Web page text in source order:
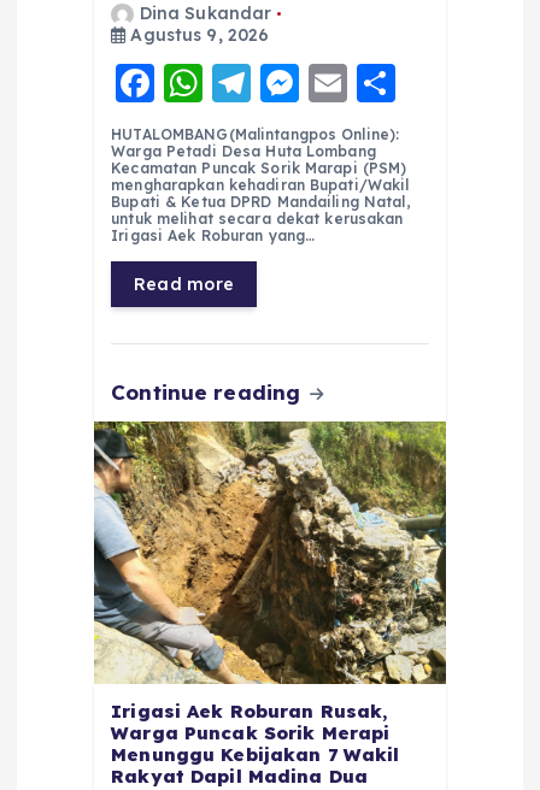
Dina Sukandar
Agustus 9, 2026
F
a
c
e
b
o
o
k
W
h
a
ts
A
p
p
T
el
e
g
r
a
m
M
e
ss
e
n
E
m
ai
l
h
a
re
HUTALOMBANG(Malintangpos Online):
Warga Petadi Desa Huta Lombang
Kecamatan Puncak Sorik Marapi (PSM)
mengharapkan kehadiran Bupati/Wakil
Bupati & Ketua DPRD Mandailing Natal,
untuk melihat secara dekat kerusakan
Irigasi Aek Roburan yang…
Read more
Continue reading
Irigasi Aek Roburan Rusak,
Warga Puncak Sorik Merapi
Menunggu Kebijakan 7 Wakil
Rakyat Dapil Madina Dua